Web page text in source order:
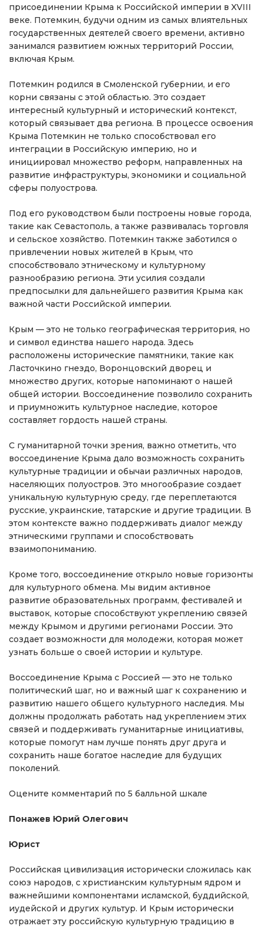
присоединении Крыма к Российской империи в XVIII
веке. Потемкин, будучи одним из самых влиятельных
государственных деятелей своего времени, активно
занимался развитием южных территорий России,
включая Крым.
Потемкин родился в Смоленской губернии, и его
корни связаны с этой областью. Это создает
интересный культурный и исторический контекст,
который связывает два региона. В процессе освоения
Крыма Потемкин не только способствовал его
интеграции в Российскую империю, но и
инициировал множество реформ, направленных на
развитие инфраструктуры, экономики и социальной
сферы полуострова.
Под его руководством были построены новые города,
такие как Севастополь, а также развивалась торговля
и сельское хозяйство. Потемкин также заботился о
привлечении новых жителей в Крым, что
способствовало этническому и культурному
разнообразию региона. Эти усилия создали
предпосылки для дальнейшего развития Крыма как
важной части Российской империи.
Крым — это не только географическая территория, но
и символ единства нашего народа. Здесь
расположены исторические памятники, такие как
Ласточкино гнездо, Воронцовский дворец и
множество других, которые напоминают о нашей
общей истории. Воссоединение позволило сохранить
и приумножить культурное наследие, которое
составляет гордость нашей страны.
С гуманитарной точки зрения, важно отметить, что
воссоединение Крыма дало возможность сохранить
культурные традиции и обычаи различных народов,
населяющих полуостров. Это многообразие создает
уникальную культурную среду, где переплетаются
русские, украинские, татарские и другие традиции. В
этом контексте важно поддерживать диалог между
этническими группами и способствовать
взаимопониманию.
Кроме того, воссоединение открыло новые горизонты
для культурного обмена. Мы видим активное
развитие образовательных программ, фестивалей и
выставок, которые способствуют укреплению связей
между Крымом и другими регионами России. Это
создает возможности для молодежи, которая может
узнать больше о своей истории и культуре.
Воссоединение Крыма с Россией — это не только
политический шаг, но и важный шаг к сохранению и
развитию нашего общего культурного наследия. Мы
должны продолжать работать над укреплением этих
связей и поддерживать гуманитарные инициативы,
которые помогут нам лучше понять друг друга и
сохранить наше богатое наследие для будущих
поколений.
Оцените комментарий по 5 балльной шкале
Понажев Юрий Олегович
Юрист
Российская цивилизация исторически сложилась как
союз народов, с христианским культурным ядром и
важнейшими компонентами исламской, буддийской,
иудейской и других культур. И Крым исторически
отражает эту российскую культурную традицию в